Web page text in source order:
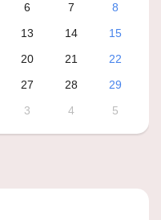
6 7
8
13 14
15
20 21
22
27 28
29
3 4 5